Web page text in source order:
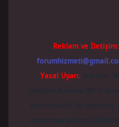
Reklam ve İletişim:
Yasal Uyarı: